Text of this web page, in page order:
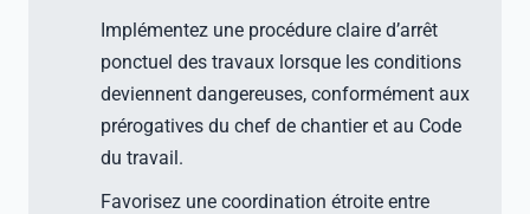
Implémentez une procédure claire d’arrêt
ponctuel des travaux lorsque les conditions
deviennent dangereuses, conformément aux
prérogatives du chef de chantier et au Code
du travail.
Favorisez une coordination étroite entre